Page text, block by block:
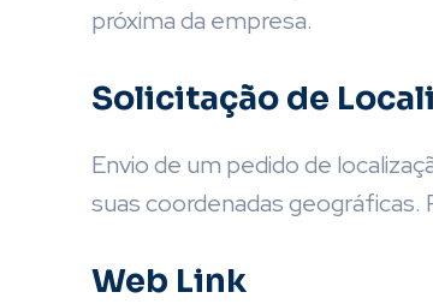
próxima da empresa.
Solicitação de
Envio de um pedido de
suas coordenadas geográficas.
Web Link